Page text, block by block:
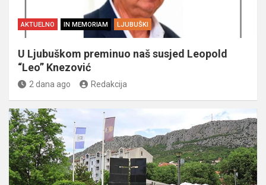
AKTUELNO IN MEMORIAM LJUBUŠKI
U Ljubuškom preminuo naš susjed Leopold
“Leo” Knezović
2 dana ago Redakcija